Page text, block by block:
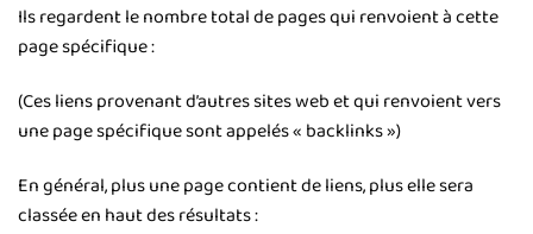
Ils regardent le nombre total de pages qui renvoient à cette
page spécifique :
(Ces liens provenant d’autres sites web et qui renvoient vers
une page spécifique sont appelés « backlinks »)
En général, plus une page contient de liens, plus elle sera
classée en haut des résultats :